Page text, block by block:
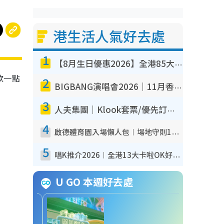
一點
港生活人氣好去處
1 【8月生日優惠2026】全港85大食買玩著數攻略 自助餐/火鍋放題同行免費＋誠品/DONKI送現金券
2 BIGBANG演唱會2026｜11月香港啟德開3場！實名制VIP申請、優先購票攻略
3 人夫集團｜Klook套票/優先訂票/公開發售搶飛攻略！附票價.購票連結.場地座位表
4 啟德體育園入場懶人包︱場地守則12違禁品不可進場准帶細水樽但全場禁樽蓋！應援牌有限制！
5 唱K推介2026︱全港13大卡啦OK好去處！最平$36起 日文K都有！(附地址+收費詳情)
U GO 本週好去處